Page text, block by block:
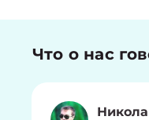
Что о нас